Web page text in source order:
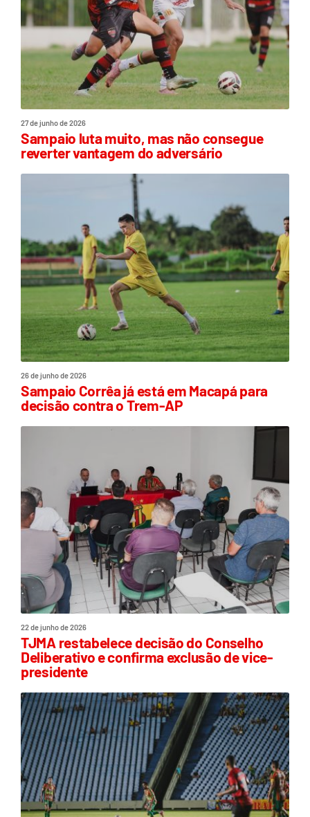
27 de junho de 2026
Sampaio luta muito, mas não consegue
reverter vantagem do adversário
26 de junho de 2026
Sampaio Corrêa já está em Macapá para
decisão contra o Trem-AP
22 de junho de 2026
TJMA restabelece decisão do Conselho
Deliberativo e confirma exclusão de vice-
presidente